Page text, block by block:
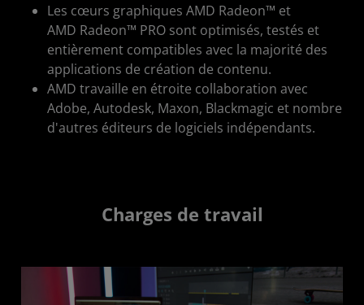
Les cœurs graphiques AMD Radeon™ et
AMD Radeon™ PRO sont optimisés, testés et
entièrement compatibles avec la majorité des
applications de création de contenu.
AMD travaille en étroite collaboration avec
Adobe, Autodesk, Maxon, Blackmagic et nombre
d'autres éditeurs de logiciels indépendants.
Charges de travail